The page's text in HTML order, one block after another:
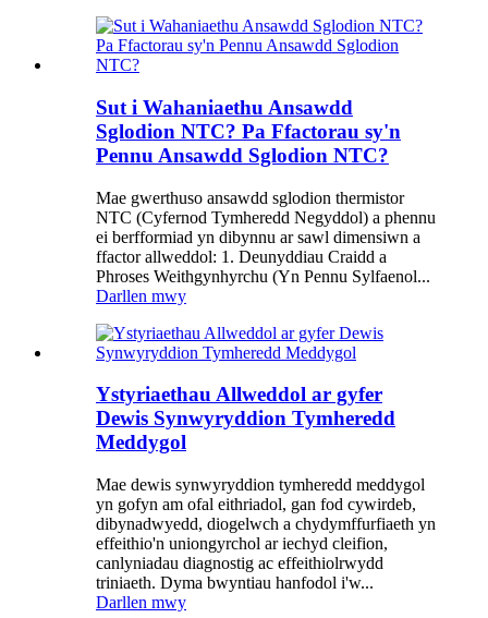
Sut i Wahaniaethu Ansawdd
Sglodion NTC? Pa Ffactorau sy'n
Pennu Ansawdd Sglodion NTC?
Mae gwerthuso ansawdd sglodion thermistor
NTC (Cyfernod Tymheredd Negyddol) a phennu
ei berfformiad yn dibynnu ar sawl dimensiwn a
ffactor allweddol: 1. Deunyddiau Craidd a
Phroses Weithgynhyrchu (Yn Pennu Sylfaenol...
Darllen mwy
Ystyriaethau Allweddol ar gyfer
Dewis Synwyryddion Tymheredd
Meddygol
Mae dewis synwyryddion tymheredd meddygol
yn gofyn am ofal eithriadol, gan fod cywirdeb,
dibynadwyedd, diogelwch a chydymffurfiaeth yn
effeithio'n uniongyrchol ar iechyd cleifion,
canlyniadau diagnostig ac effeithiolrwydd
triniaeth. Dyma bwyntiau hanfodol i'w...
Darllen mwy